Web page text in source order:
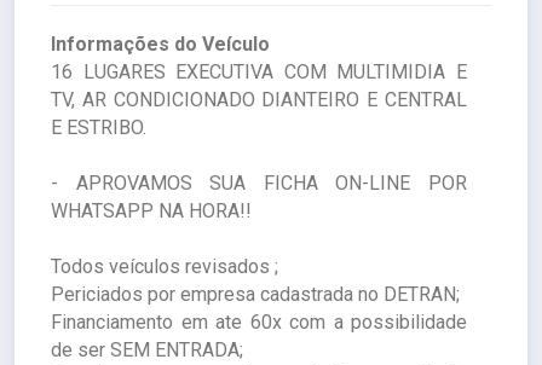
Informações do Veículo
16 LUGARES EXECUTIVA COM MULTIMIDIA E
TV, AR CONDICIONADO DIANTEIRO E CENTRAL
E ESTRIBO.
- APROVAMOS SUA FICHA ON-LINE POR
WHATSAPP NA HORA!!
Todos veículos revisados ;
Periciados por empresa cadastrada no DETRAN;
Financiamento em ate 60x com a possibilidade
de ser SEM ENTRADA;